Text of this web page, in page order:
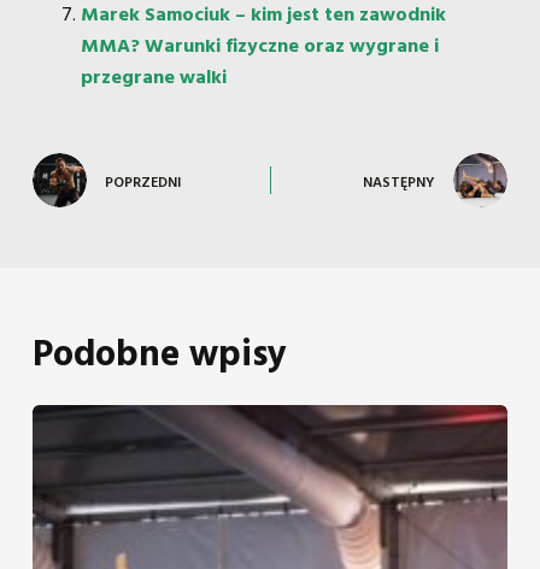
Marek Samociuk – kim jest ten zawodnik
MMA? Warunki fizyczne oraz wygrane i
przegrane walki
POPRZEDNI NASTĘPNY
Podobne wpisy